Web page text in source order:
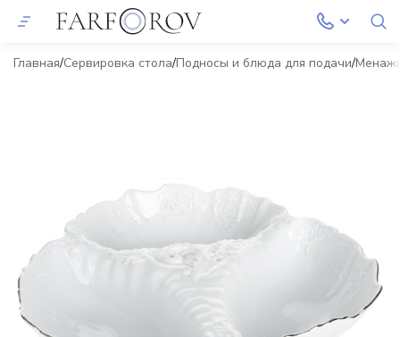
Главная Сервировка стола Подносы и блюда для подачи